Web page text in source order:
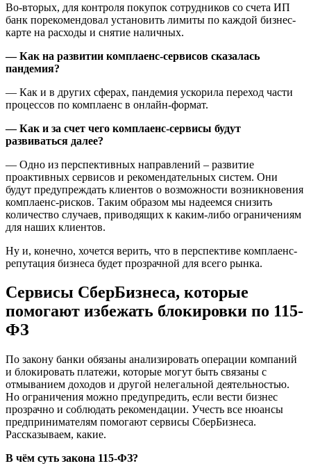
Во-вторых, для контроля покупок сотрудников со счета ИП
банк порекомендовал установить лимиты по каждой бизнес-
карте на расходы и снятие наличных.
— Как на развитии комплаенс-сервисов сказалась
пандемия?
— Как и в других сферах, пандемия ускорила переход части
процессов по комплаенс в онлайн-формат.
— Как и за счет чего комплаенс-сервисы будут
развиваться далее?
— Одно из перспективных направлений – развитие
проактивных сервисов и рекомендательных систем. Они
будут предупреждать клиентов о возможности возникновения
комплаенс-рисков. Таким образом мы надеемся снизить
количество случаев, приводящих к каким-либо ограничениям
для наших клиентов.
Ну и, конечно, хочется верить, что в перспективе комплаенс-
репутация бизнеса будет прозрачной для всего рынка.
Сервисы СберБизнеса, которые
помогают избежать блокировки по 115-
ФЗ
По закону банки обязаны анализировать операции компаний
и блокировать платежи, которые могут быть связаны с
отмыванием доходов и другой нелегальной деятельностью.
Но ограничения можно предупредить, если вести бизнес
прозрачно и соблюдать рекомендации. Учесть все нюансы
предпринимателям помогают сервисы СберБизнеса.
Рассказываем, какие.
В чём суть закона 115-ФЗ?